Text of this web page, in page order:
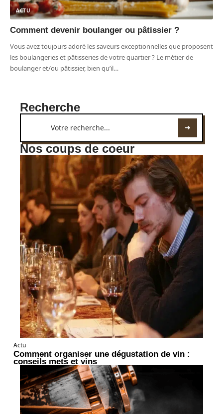
ACTU
Comment devenir boulanger ou pâtissier ?
Vous avez toujours adoré les saveurs exceptionnelles que proposent
les boulangeries et pâtisseries de votre quartier ? Le métier de
boulanger et/ou pâtissier, bien qu’il…
Recherche
Nos coups de coeur
Actu
Comment organiser une dégustation de vin :
conseils mets et vins